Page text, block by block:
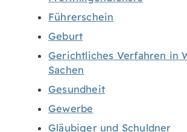
Führerschein
Geburt
Gerichtliches Verfahren in
Sachen
Gesundheit
Gewerbe
Gläubiger und Schuldner